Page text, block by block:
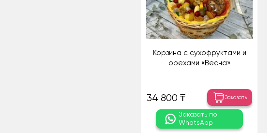
Корзина с сухофруктами и
орехами «Весна»
34 800 ₸ Заказать
Заказать по
WhatsApp